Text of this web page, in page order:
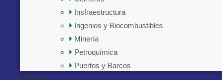
Insfraestructura
Ingenios y Biocombustibles
Minería
Petroquímica
Puertos y Barcos
Alquiler